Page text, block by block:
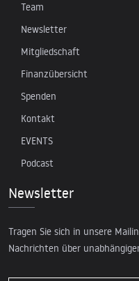
Team
Newsletter
Mitgliedschaft
Finanzübersicht
Spenden
Kontakt
EVENTS
Podcast
Newsletter
Tragen Sie sich in unsere
Nachrichten über